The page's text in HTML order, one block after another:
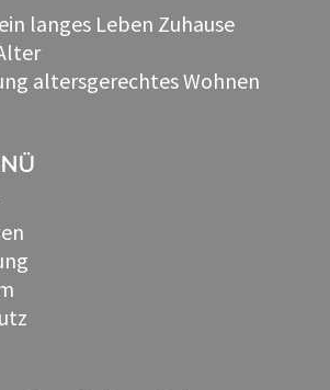
langes Leben Zuhause
altersgerechtes Wohnen